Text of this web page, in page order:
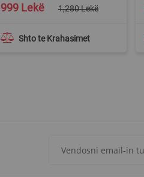
Shto te Krahasimet
Special
Price
999 Lekë 1,280 Lekë